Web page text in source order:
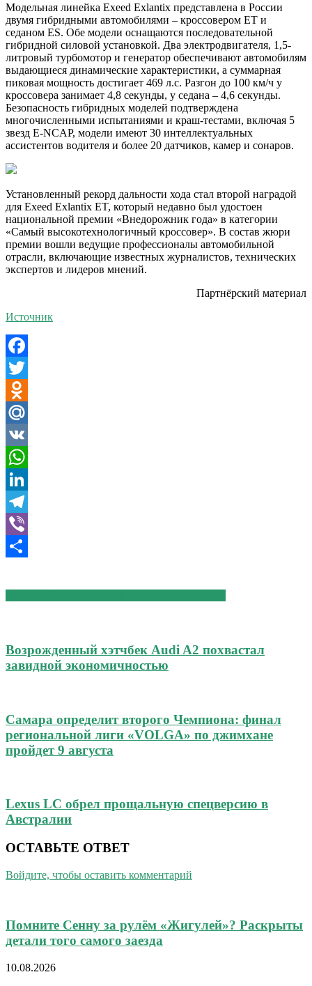
Модельная линейка Exeed Exlantix представлена в России
двумя гибридными автомобилями – кроссовером ET и
седаном ES. Обе модели оснащаются последовательной
гибридной силовой установкой. Два электродвигателя, 1,5-
литровый турбомотор и генератор обеспечивают автомобилям
выдающиеся динамические характеристики, а суммарная
пиковая мощность достигает 469 л.с. Разгон до 100 км/ч у
кроссовера занимает 4,8 секунды, у седана – 4,6 секунды.
Безопасность гибридных моделей подтверждена
многочисленными испытаниями и краш-тестами, включая 5
звезд E-NCAP, модели имеют 30 интеллектуальных
ассистентов водителя и более 20 датчиков, камер и сонаров.
Установленный рекорд дальности хода стал второй наградой
для Exeed Exlantix ET, который недавно был удостоен
национальной премии «Внедорожник года» в категории
«Самый высокотехнологичный кроссовер». В состав жюри
премии вошли ведущие профессионалы автомобильной
отрасли, включающие известных журналистов, технических
экспертов и лидеров мнений.
Партнёрский материал
Источник
Facebook
Twitter
Odnoklassniki
Mail.Ru
VK
WhatsApp
LinkedIn
Telegram
Viber
Возрожденный хэтчбек Audi A2 похвастал
завидной экономичностью
Самара определит второго Чемпиона: финал
региональной лиги «VOLGA» по джимхане
пройдет 9 августа
Lexus LC обрел прощальную спецверсию в
Австралии
ОСТАВЬТЕ ОТВЕТ
Войдите, чтобы оставить комментарий
Помните Сенну за рулём «Жигулей»? Раскрыты
детали того самого заезда
10.08.2026